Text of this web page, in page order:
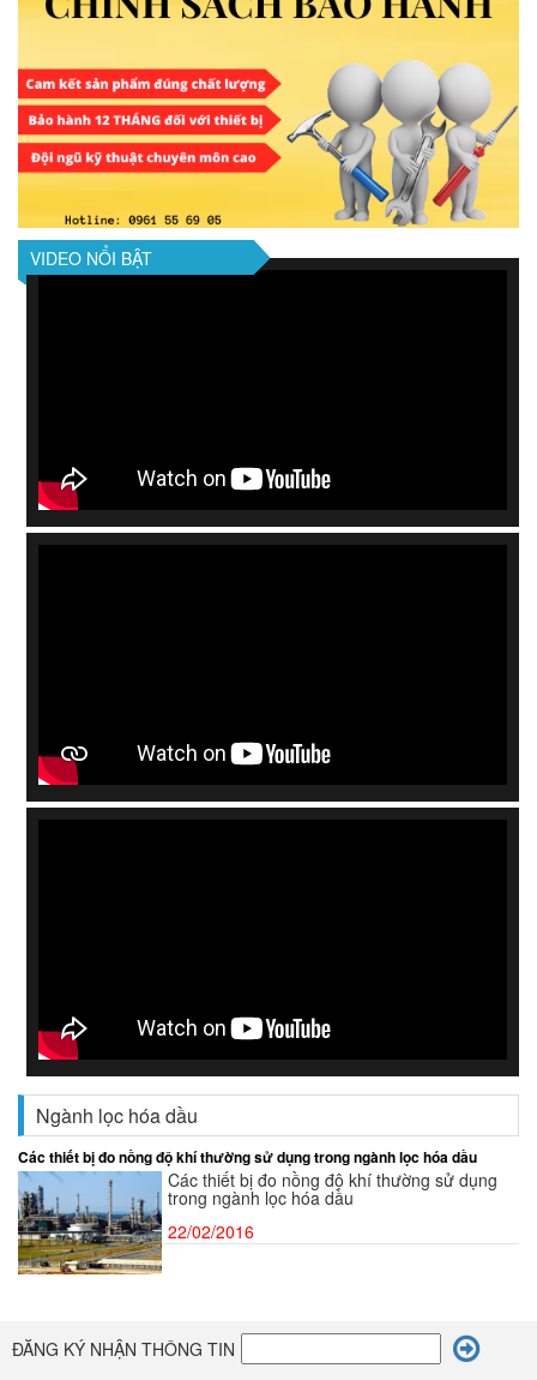
VIDEO NỔI BẬT
Ngành lọc hóa dầu
Các thiết bị đo nồng độ khí thường sử dụng trong ngành lọc hóa dầu
Các thiết bị đo nồng độ khí thường sử dụng
trong ngành lọc hóa dầu
22/02/2016
ĐĂNG KÝ NHẬN THÔNG TIN